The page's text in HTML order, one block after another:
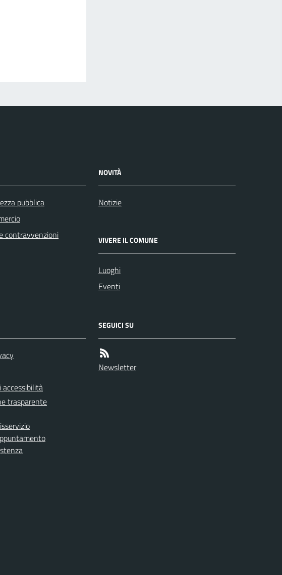
pubblica
contravvenzioni
NOVITÀ
Notizie
VIVERE IL COMUNE
Luoghi
Eventi
accessibilità
trasparente
SEGUICI SU
Newsletter